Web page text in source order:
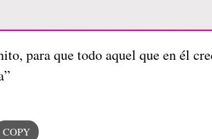
para que todo aquel que en él